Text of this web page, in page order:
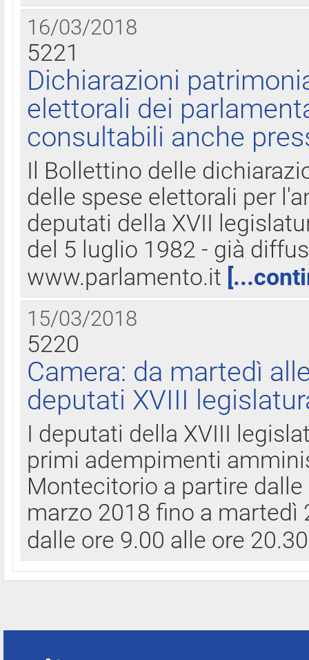
16/03/2018
5221
Dichiarazioni
elettorali dei
consultabili anche
Il Bollettino delle
delle spese elettorali per
deputati della XVII
del 5 luglio 1982 - già
www.parlamento.it
15/03/2018
5220
Camera: da martedì
deputati XVIII
I deputati della XVIII
primi adempimenti
Montecitorio a partire
marzo 2018 fino a
dalle ore 9.00 alle ore